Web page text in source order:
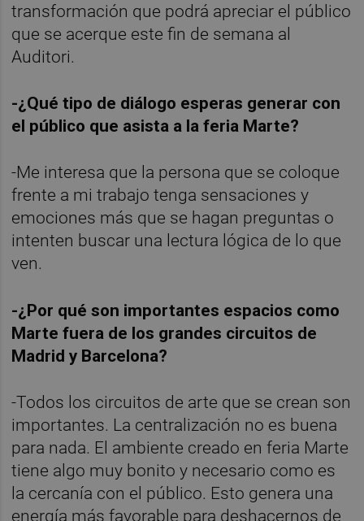
transformación que podrá apreciar el público
que se acerque este fin de semana al
Auditori.
-¿Qué tipo de diálogo esperas generar con
el público que asista a la feria Marte?
-Me interesa que la persona que se coloque
frente a mi trabajo tenga sensaciones y
emociones más que se hagan preguntas o
intenten buscar una lectura lógica de lo que
ven.
-¿Por qué son importantes espacios como
Marte fuera de los grandes circuitos de
Madrid y Barcelona?
-Todos los circuitos de arte que se crean son
importantes. La centralización no es buena
para nada. El ambiente creado en feria Marte
tiene algo muy bonito y necesario como es
la cercanía con el público. Esto genera una
energía más favorable para deshacernos de